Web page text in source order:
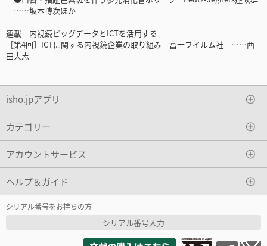
―……坂本博次ほか
連載 内視鏡ビッグデータとICTを活用する
［第4回］ICTに関する内視鏡企業の取り組み―富士フイルム社―……西
田大志
isho.jpアプリ
カテゴリー
アカウントサービス
ヘルプ＆ガイド
シリアル番号をお持ちの方
シリアル番号入力